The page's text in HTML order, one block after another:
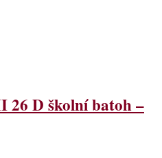
26 D školní batoh –